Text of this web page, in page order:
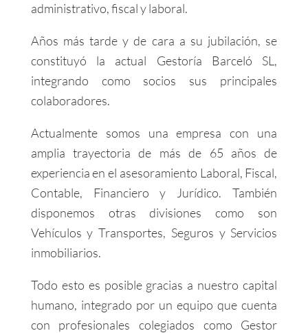
administrativo, fiscal y laboral.
Años más tarde y de cara a su jubilación, se
constituyó la actual Gestoría Barceló SL,
integrando como socios sus principales
colaboradores.
Actualmente somos una empresa con una
amplia trayectoria de más de 65 años de
experiencia en el asesoramiento Laboral, Fiscal,
Contable, Financiero y Jurídico. También
disponemos otras divisiones como son
Vehículos y Transportes, Seguros y Servicios
inmobiliarios.
Todo esto es posible gracias a nuestro capital
humano, integrado por un equipo que cuenta
con profesionales colegiados como Gestor